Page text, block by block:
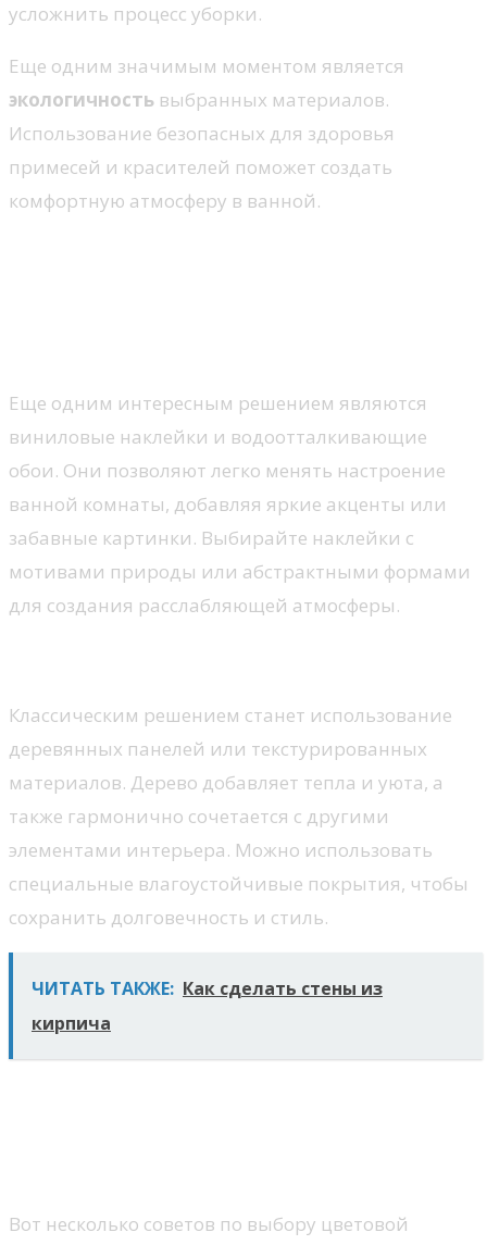
усложнить процесс уборки.
Еще одним значимым моментом является
экологичность выбранных материалов.
Использование безопасных для здоровья
примесей и красителей поможет создать
комфортную атмосферу в ванной.
Еще одним интересным решением являются
виниловые наклейки и водоотталкивающие
обои. Они позволяют легко менять настроение
ванной комнаты, добавляя яркие акценты или
забавные картинки. Выбирайте наклейки с
мотивами природы или абстрактными формами
для создания расслабляющей атмосферы.
Классическим решением станет использование
деревянных панелей или текстурированных
материалов. Дерево добавляет тепла и уюта, а
также гармонично сочетается с другими
элементами интерьера. Можно использовать
специальные влагоустойчивые покрытия, чтобы
сохранить долговечность и стиль.
ЧИТАТЬ ТАКЖЕ: Как сделать стены из
кирпича
Вот несколько советов по выбору цветовой